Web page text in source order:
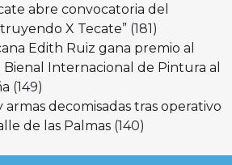
abre convocatoria del
X Tecate” (181)
Edith Ruiz gana premio al
Internacional de Pintura al
(149)
armas decomisadas tras operativo
de las Palmas (140)